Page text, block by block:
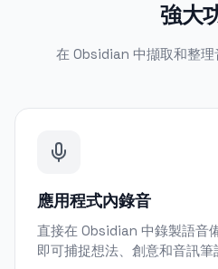
強大
在 Obsidian 中擷取和整理
應用程式內錄音
直接在 Obsidian 中錄製語音
即可捕捉想法、創意和音訊筆